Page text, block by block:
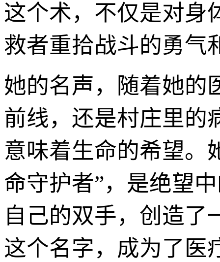
这个术，不仅是对身
救者重拾战斗的勇气
她的名声，随着她的
前线，还是村庄里的
意味着生命的希望。
命守护者”，是绝望
自己的双手，创造了
这个名字，成为了医